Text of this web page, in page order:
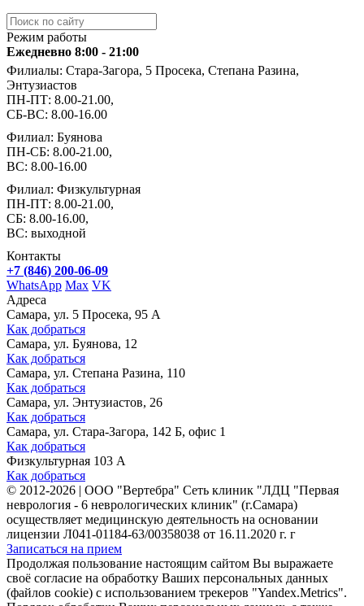
Режим работы
Ежедневно 8:00 - 21:00
Филиалы: Стара-Загора, 5 Просека, Степана Разина,
Энтузиастов
ПН-ПТ: 8.00-21.00,
СБ-ВС: 8.00-16.00
Филиал: Буянова
ПН-СБ: 8.00-21.00,
ВС: 8.00-16.00
Филиал: Физкультурная
ПН-ПТ: 8.00-21.00,
СБ: 8.00-16.00,
ВС: выходной
Контакты
+7 (846) 200-06-09
WhatsApp Max VK
Адреса
Самара, ул. 5 Просека, 95 А
Как добраться
Самара, ул. Буянова, 12
Как добраться
Самара, ул. Степана Разина, 110
Как добраться
Самара, ул. Энтузиастов, 26
Как добраться
Самара, ул. Стара-Загора, 142 Б, офис 1
Как добраться
Физкультурная 103 А
Как добраться
© 2012-2026 | ООО "Вертебра" Сеть клиник "ЛДЦ "Первая
неврология - 6 неврологических клиник" (г.Самара)
осуществляет медицинскую деятельность на основании
лицензии Л041-01184-63/00358038 от 16.11.2020 г. г
Записаться на прием
Продолжая пользование настоящим сайтом Вы выражаете
своё согласие на обработку Ваших персональных данных
(файлов cookie) с использованием трекеров "Yandex.Metrics".